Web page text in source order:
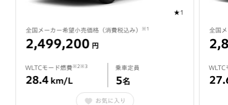
★1
全国メーカー希望小売価格（消費税込み） ※1
2,499,200 円
WLTCモード燃費※2※3
28.4 km/L
乗車定員
5名
お気に入り
全国
WLTC